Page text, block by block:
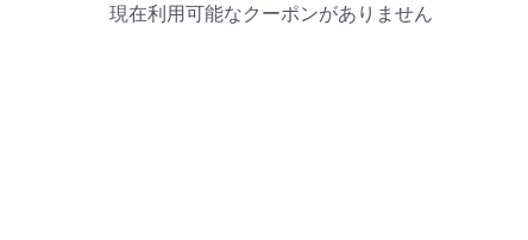
現在利用可能なクーポンがありません